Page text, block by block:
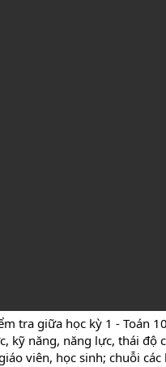
tra giữa học kỳ 1 - Toán
kỹ năng, năng lực, thái
viên, học sinh; chuỗi